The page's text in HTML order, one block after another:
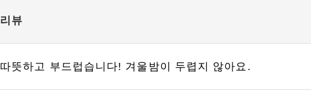
리뷰
따뜻하고 부드럽습니다! 겨울밤이 두렵지 않아요.